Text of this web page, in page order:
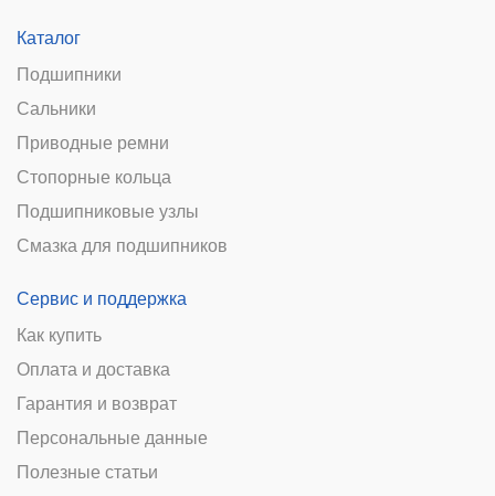
Каталог
Подшипники
Сальники
Приводные ремни
Стопорные кольца
Подшипниковые узлы
Смазка для подшипников
Сервис и поддержка
Как купить
Оплата и доставка
Гарантия и возврат
Персональные данные
Полезные статьи